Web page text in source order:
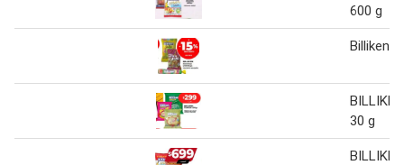
600 g
Billiken
30 g
BILLIKEN